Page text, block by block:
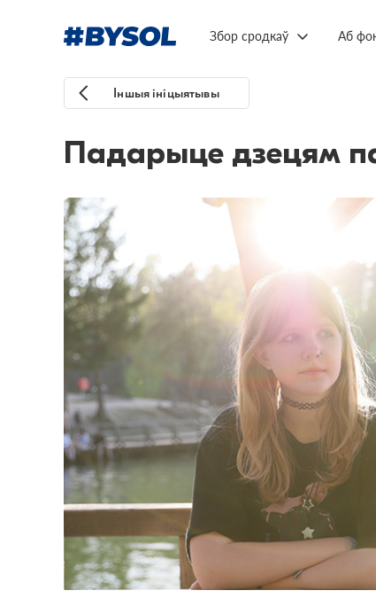
Збор сродкаў Аб
Іншыя ініцыятывы
Падарыце дзецям